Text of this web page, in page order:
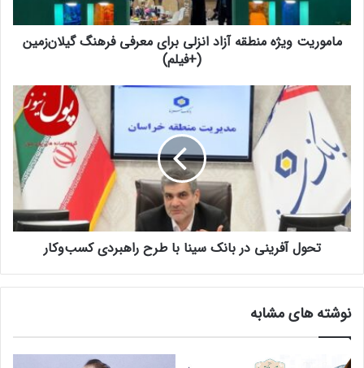
ماموریت ویژه منطقه آزاد انزلی برای معرفی فرهنگ گیلان‌زمین
(+فیلم)
تحول آفرینی در بانک سینا با طرح راهبردی کسب‌وکار
نوشته های مشابه